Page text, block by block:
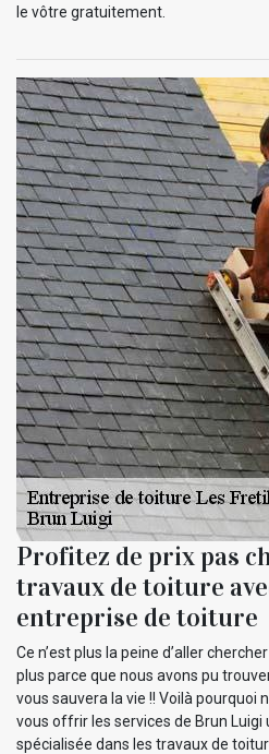
le vôtre gratuitement.
Profitez de prix pas
travaux de toiture
entreprise de toiture
Ce n’est plus la peine d’aller
plus parce que nous avons pu
vous sauvera la vie !! Voilà pourquoi
vous offrir les services de Brun
spécialisée dans les travaux de